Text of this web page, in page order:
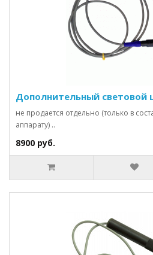
Дополнительный световой
не продается отдельно (только в
аппарату) ..
8900 руб.